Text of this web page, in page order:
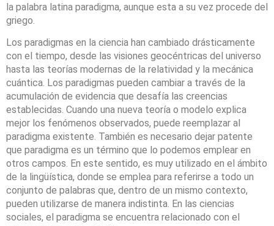
la palabra latina paradigma, aunque esta a su vez procede del
griego.
Los paradigmas en la ciencia han cambiado drásticamente
con el tiempo, desde las visiones geocéntricas del universo
hasta las teorías modernas de la relatividad y la mecánica
cuántica. Los paradigmas pueden cambiar a través de la
acumulación de evidencia que desafía las creencias
establecidas. Cuando una nueva teoría o modelo explica
mejor los fenómenos observados, puede reemplazar al
paradigma existente. También es necesario dejar patente
que paradigma es un término que lo podemos emplear en
otros campos. En este sentido, es muy utilizado en el ámbito
de la lingüística, donde se emplea para referirse a todo un
conjunto de palabras que, dentro de un mismo contexto,
pueden utilizarse de manera indistinta. En las ciencias
sociales, el paradigma se encuentra relacionado con el